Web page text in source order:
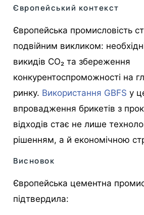
Європейський контекст
Європейська промисловість
подвійним викликом:
викидів CO₂ та збереження
конкурентоспроможності на
ринку. Використання GBFS у
впровадження брикетів з
відходів стає не лише
рішенням, а й економічною
Висновок
Європейська цементна
підтвердила: